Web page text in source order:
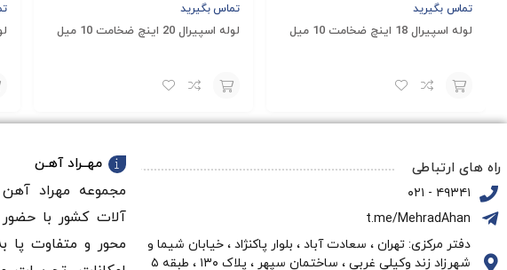
تماس بگیرید
لوله اسپیرال 18 اینچ ضخامت 10 میل
سبد
تماس بگیرید
لوله اسپیرال 20 اینچ ضخامت 10 میل
سبد
راه های ارتباطی
۴۹۳۴۱ - ۰۲۱
t.me/MehradAhan
دفتر مرکزی: تهران ، سعادت آباد ، بلوار پاکنژاد ، خیابان شیما و
شهرزاد زند وکیلی غربی ، ساختمان سپهر ، پلاک ۱۳۰ ، طبقه ۵
مهــراد آهـن
مجموعه مهراد
آلات کشور با
محور و متفاوت پا